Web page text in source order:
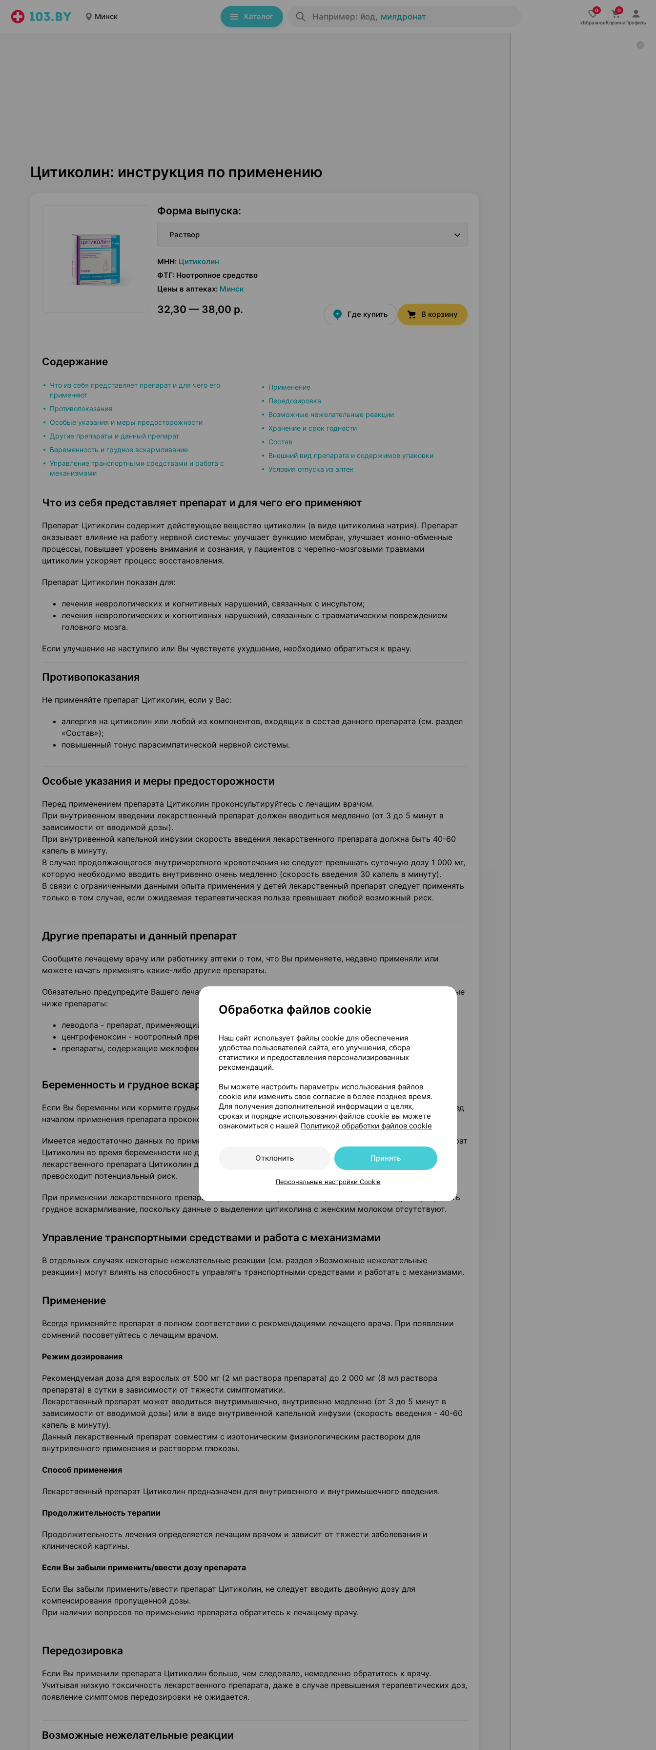
Минск Каталог Например: йод, милдронат
ИзбранноеКорзинаПрофиль
Цитиколин: инструкция по применению
Форма выпуска:
Раствор
МНН: Цитиколин
ФТГ: Ноотропное средство
Цены в аптеках: Минск
32,30 — 38,00 р. Где купить В корзину
Содержание
Что из себя представляет препарат и для чего его
применяют
Противопоказания
Особые указания и меры предосторожности
Другие препараты и данный препарат
Беременность и грудное вскармливание
Управление транспортными средствами и работа с
механизмами
Применение
Передозировка
Возможные нежелательные реакции
Хранение и срок годности
Состав
Внешний вид препарата и содержимое упаковки
Условия отпуска из аптек
Что из себя представляет препарат и для чего его применяют
Препарат Цитиколин содержит действующее вещество цитиколин (в виде цитиколина натрия). Препарат
оказывает влияние на работу нервной системы: улучшает функцию мембран, улучшает ионно-обменные
процессы, повышает уровень внимания и сознания, у пациентов с черепно-мозговыми травмами
цитиколин ускоряет процесс восстановления.
Препарат Цитиколин показан для:
лечения неврологических и когнитивных нарушений, связанных с инсультом;
лечения неврологических и когнитивных нарушений, связанных с травматическим повреждением
головного мозга.
Если улучшение не наступило или Вы чувствуете ухудшение, необходимо обратиться к врачу.
Противопоказания
Не применяйте препарат Цитиколин, если у Вас:
аллергия на цитиколин или любой из компонентов, входящих в состав данного препарата (см. раздел
«Состав»);
повышенный тонус парасимпатической нервной системы.
Особые указания и меры предосторожности
Перед применением препарата Цитиколин проконсультируйтесь с лечащим врачом.
При внутривенном введении лекарственный препарат должен вводиться медленно (от 3 до 5 минут в
зависимости от вводимой дозы).
При внутривенной капельной инфузии скорость введения лекарственного препарата должна быть 40-60
капель в минуту.
В случае продолжающегося внутричерепного кровотечения не следует превышать суточную дозу 1 000 мг,
которую необходимо вводить внутривенно очень медленно (скорость введения 30 капель в минуту).
В связи с ограниченными данными опыта применения у детей лекарственный препарат следует применять
только в том случае, если ожидаемая терапевтическая польза превышает любой возможный риск.
Другие препараты и данный препарат
Сообщите лечащему врачу или работнику аптеки о том, что Вы применяете, недавно применяли или
можете начать применять какие-либо другие препараты.
Обязательно предупредите Вашего лечащего врача до начала лечения, если Вы применяете перечисленные
ниже препараты:
леводопа - препарат, применяющийся для лечения паркинсонизма и болезни Паркинсона;
центрофеноксин - ноотропный препарат для улучшения функций головного мозга;
препараты, содержащие меклофеноксат - ноотропные препараты.
Беременность и грудное вскармливание
Если Вы беременны или кормите грудью, думаете, что забеременели, или планируете беременность, перед
началом применения препарата проконсультируйтесь с врачом или работником аптеки.
Имеется недостаточно данных по применению цитиколина у беременных женщин. Лекарственный препарат
Цитиколин во время беременности не должен применяться без крайней необходимости. Применение
лекарственного препарата Цитиколин допустимо только в тех случаях, если ожидаемая польза
превосходит потенциальный риск.
При применении лекарственного препарата Цитиколин в период лактации женщинам следует прекратить
грудное вскармливание, поскольку данные о выделении цитиколина с женским молоком отсутствуют.
Управление транспортными средствами и работа с механизмами
В отдельных случаях некоторые нежелательные реакции (см. раздел «Возможные нежелательные
реакции») могут влиять на способность управлять транспортными средствами и работать с механизмами.
Применение
Всегда применяйте препарат в полном соответствии с рекомендациями лечащего врача. При появлении
сомнений посоветуйтесь с лечащим врачом.
Режим дозирования
Рекомендуемая доза для взрослых от 500 мг (2 мл раствора препарата) до 2 000 мг (8 мл раствора
препарата) в сутки в зависимости от тяжести симптоматики.
Лекарственный препарат может вводиться внутримышечно, внутривенно медленно (от 3 до 5 минут в
зависимости от вводимой дозы) или в виде внутривенной капельной инфузии (скорость введения - 40-60
капель в минуту).
Данный лекарственный препарат совместим с изотоническим физиологическим раствором для
внутривенного применения и раствором глюкозы.
Способ применения
Лекарственный препарат Цитиколин предназначен для внутривенного и внутримышечного введения.
Продолжительность терапии
Продолжительность лечения определяется лечащим врачом и зависит от тяжести заболевания и
клинической картины.
Если Вы забыли применить/ввести дозу препарата
Если Вы забыли применить/ввести препарат Цитиколин, не следует вводить двойную дозу для
компенсирования пропущенной дозы.
При наличии вопросов по применению препарата обратитесь к лечащему врачу.
Передозировка
Если Вы применили препарата Цитиколин больше, чем следовало, немедленно обратитесь к врачу.
Учитывая низкую токсичность лекарственного препарата, даже в случае превышения терапевтических доз,
появление симптомов передозировки не ожидается.
Возможные нежелательные реакции
Обработка файлов cookie
Наш сайт использует файлы cookie для обеспечения
удобства пользователей сайта, его улучшения, сбора
статистики и предоставления персонализированных
рекомендаций.
Вы можете настроить параметры использования файлов
cookie или изменить свое согласие в более позднее время.
Для получения дополнительной информации о целях,
сроках и порядке использования файлов cookie вы можете
ознакомиться с нашей Политикой обработки файлов cookie
Отклонить Принять
Персональные настройки Cookie